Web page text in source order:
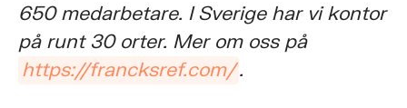
650 medarbetare. I Sverige har vi kontor
på runt 30 orter. Mer om oss på
https://francksref.com/.